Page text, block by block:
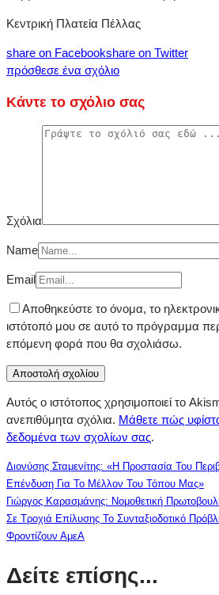
Κεντρική Πλατεία Πέλλας
share on Facebookshare on Twitter
πρόσθεσε ένα σχόλιο
Κάντε το σχόλιο σας
Σχόλια
Name
Email
Αποθηκεύστε το όνομα, το
ιστότοπό μου σε αυτό το πρόγραμμα
επόμενη φορά που θα σχολιάσω.
Αυτός ο ιστότοπος χρησιμοποιεί το
ανεπιθύμητα σχόλια. Μάθετε πώς
δεδομένα των σχολίων σας.
Διονύσης Σταμενίτης: «Η Προστασία Του
Επένδυση Για Το Μέλλον Του Τόπου Μας»
Γιώργος Καρασμάνης: Νομοθετική
Σε Τροχιά Επίλυσης Το Συνταξιοδοτικό
Φροντίζουν ΑμεΑ
Δείτε επίσης...